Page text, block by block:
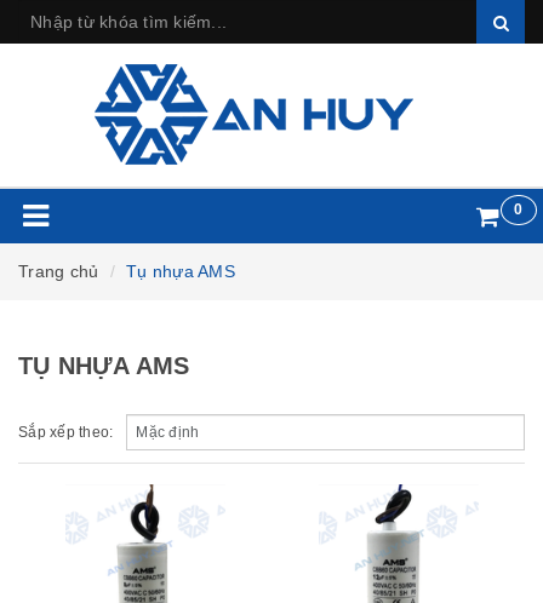
0
Trang chủ Tụ nhựa AMS
TỤ NHỰA AMS
Sắp xếp theo: